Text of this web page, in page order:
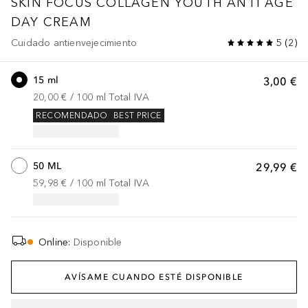
DAY CREAM
Cuidado antienvejecimiento 5 (2)
3,00 €
15 ml
20,00 € / 100 ml Total IVA
BEST PRICE
RECOMENDADO
29,99 €
50 ML
59,98 € / 100 ml Total IVA
Online: Disponible
AVÍSAME CUANDO ESTÉ DISPONIBLE